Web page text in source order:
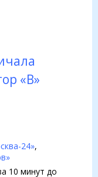
«B»
24»,
10 минут до